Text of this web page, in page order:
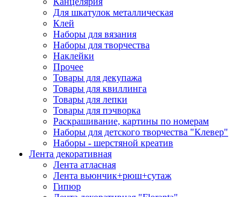
Для шкатулок металлическая
Клей
Наборы для вязания
Наборы для творчества
Наклейки
Прочее
Товары для декупажа
Товары для квиллинга
Товары для лепки
Товары для пэчворка
Раскрашивание, картины по номерам
Наборы для детского творчества "Клевер"
Наборы - шерстяной креатив
Лента декоративная
Лента атласная
Лента вьюнчик+рюш+сутаж
Гипюр